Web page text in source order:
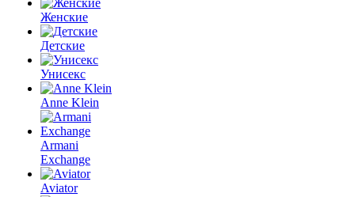
Женские
Детские
Унисекс
Anne Klein
Armani
Exchange
Aviator